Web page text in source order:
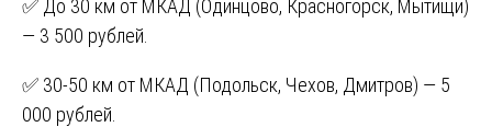
✅ До 30 км от МКАД (Одинцово, Красногорск, Мытищи)
— 3 500 рублей.
✅ 30-50 км от МКАД (Подольск, Чехов, Дмитров) — 5
000 рублей.